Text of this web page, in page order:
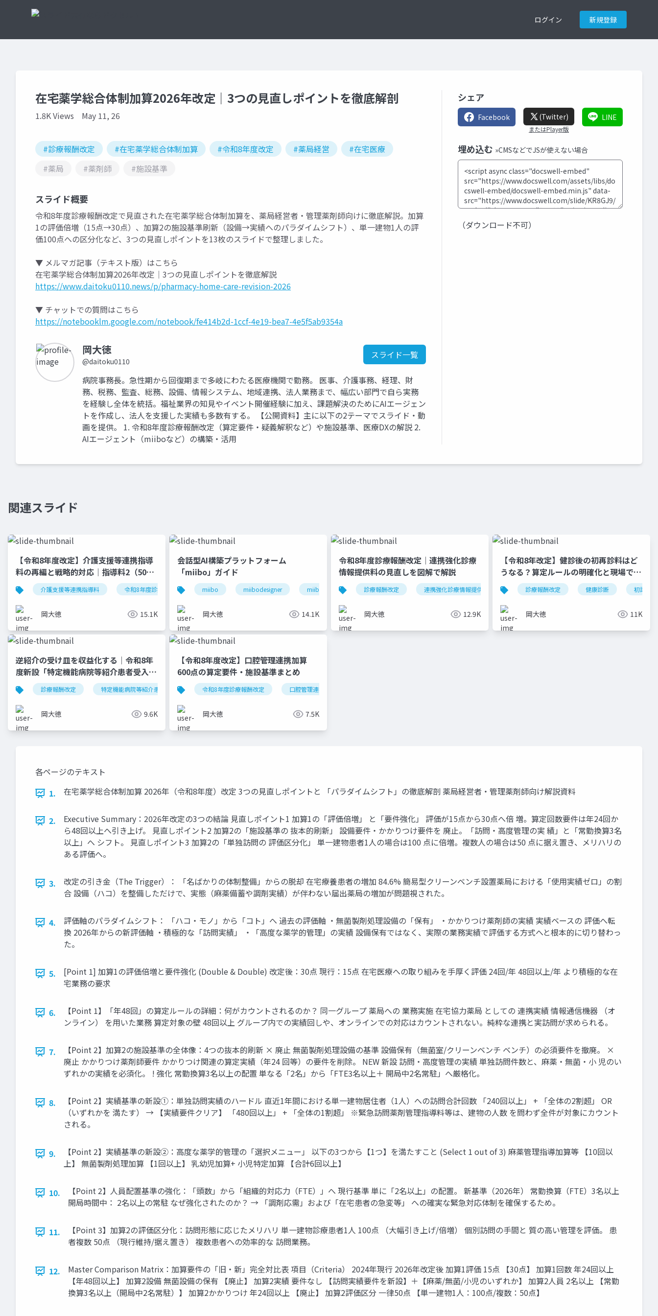
ログイン 新規登録
在宅薬学総合体制加算2026年改定｜3つの見直しポイントを徹底解剖
1.8K Views May 11, 26
#診療報酬改定 #在宅薬学総合体制加算 #令和8年度改定 #薬局経営
#在宅医療
#薬局
#薬剤師 #施設基準
スライド概要
令和8年度診療報酬改定で見直された在宅薬学総合体制加算を、薬局経営者・管理薬剤師向けに徹底解説。加算
1の評価倍増（15点→30点）、加算2の施設基準刷新（設備→実績へのパラダイムシフト）、単一建物1人の評
価100点への区分化など、3つの見直しポイントを13枚のスライドで整理しました。
▼ メルマガ記事（テキスト版）はこちら
在宅薬学総合体制加算2026年改定｜3つの見直しポイントを徹底解説
https://www.daitoku0110.news/p/pharmacy-home-care-revision-2026
▼ チャットでの質問はこちら
https://notebooklm.google.com/notebook/fe414b2d-1ccf-4e19-bea7-4e5f5ab9354a
岡大徳
@daitoku0110
スライド一覧
病院事務長。急性期から回復期まで多岐にわたる医療機関で勤務。 医事、介護事務、経理、財
務、税務、監査、総務、設備、情報システム、地域連携、法人業務まで、幅広い部門で自ら実務
を経験し全体を統括。福祉業界の知見やイベント開催経験に加え、課題解決のためにAIエージェン
トを作成し、法人を支援した実績も多数有する。 【公開資料】主に以下の2テーマでスライド・動
画を提供。 1. 令和8年度診療報酬改定（算定要件・疑義解釈など）や施設基準、医療DXの解説 2.
AIエージェント（miiboなど）の構築・活用
シェア
Facebook (Twitter)
またはPlayer版
LINE
埋め込む »CMSなどでJSが使えない場合
（ダウンロード不可）
関連スライド
【令和8年度改定】介護支援等連携指導
料の再編と戦略的対応｜指導料2（500
点）の要件整理
介護支援等連携指導料 令和8年度診療報酬改定 入退院支援 ケアマネジャー連携 医療介護連携
岡大徳 15.1K
会話型AI構築プラットフォーム
「miibo」ガイド
miibo miibodesigner miiboガイド miiboマニュアル
岡大徳 14.1K
令和8年度診療報酬改定｜連携強化診療
情報提供料の見直しを図解で解説
診療報酬改定 連携強化診療情報提供料 令和8年度 外来機能分化 かかりつけ
岡大徳 12.9K
【令和8年改定】健診後の初再診料はど
うなる？算定ルールの明確化と現場での
対応ガイド診療報酬改定 健康診断 初診料
岡大徳 11K
逆紹介の受け皿を収益化する｜令和8年
度新設「特定機能病院等紹介患者受入加
算」完全実践ガイド
診療報酬改定 特定機能病院等紹介患者受入加算 逆紹介 外来機能分化 クリニック経営
岡大徳 9.6K
【令和8年度改定】口腔管理連携加算
600点の算定要件・施設基準まとめ
令和8年度診療報酬改定 口腔管理連携加算
岡大徳 7.5K
各ページのテキスト
1.
在宅薬学総合体制加算 2026年（令和8年度）改定 3つの見直しポイントと 「パラダイムシフト」の徹底解剖 薬局経営者・管理薬剤師向け解説資料
2.
Executive Summary：2026年改定の3つの結論 見直しポイント1 加算1の「評価倍増」 と「要件強化」 評価が15点から30点へ倍 増。算定回数要件は年24回か
ら48回以上へ引き上げ。 見直しポイント2 加算2の「施設基準の 抜本的刷新」 設備要件・かかりつけ要件を 廃止。「訪問・高度管理の実 績」と「常勤換算3名
以上」へ シフト。 見直しポイント3 加算2の「単独訪問の 評価区分化」 単一建物患者1人の場合は100 点に倍増。複数人の場合は50 点に据え置き、メリハリの
ある評価へ。
3.
改定の引き金（The Trigger）： 「名ばかりの体制整備」からの脱却 在宅療養患者の増加 84.6% 簡易型クリーンベンチ設置薬局における「使用実績ゼロ」の割
合 設備（ハコ）を整備しただけで、実態（麻薬備蓄や調剤実績）が伴わない届出薬局の増加が問題視された。
4.
評価軸のパラダイムシフト： 「ハコ・モノ」から「コト」へ 過去の評価軸 ・無菌製剤処理設備の「保有」 ・かかりつけ薬剤師の実績 実績ベースの 評価へ転
換 2026年からの新評価軸 ・積極的な「訪問実績」 ・「高度な薬学的管理」の実績 設備保有ではなく、実際の業務実績で評価する方式へと根本的に切り替わっ
た。
5.
[Point 1] 加算1の評価倍増と要件強化 (Double & Double) 改定後：30点 現行：15点 在宅医療への取り組みを手厚く評価 24回/年 48回以上/年 より積極的な在
宅業務の要求
6.
【Point 1】「年48回」の算定ルールの詳細：何がカウントされるのか？ 同一グループ 薬局への 業務実施 在宅協力薬局 としての 連携実績 情報通信機器 （オ
ンライン） を用いた業務 算定対象の壁 48回以上 グループ内での実績回しや、オンラインでの対応はカウントされない。純粋な連携と実訪問が求められる。
7.
【Point 2】加算2の施設基準の全体像：4つの抜本的刷新 × 廃止 無菌製剤処理設備の基準 設備保有（無菌室/クリーンベンチ ベンチ）の必須要件を撤廃。 ×
廃止 かかりつけ薬剤師要件 かかりつけ関連の算定実績（年24 回等）の要件を削除。 NEW 新設 訪問・高度管理の実績 単独訪問件数と、麻薬・無菌・小 児のい
ずれかの実績を必須化。 ! 強化 常勤換算3名以上の配置 単なる「2名」から「FTE3名以上＋ 開局中2名常駐」へ厳格化。
8.
【Point 2】実績基準の新設①：単独訪問実績のハードル 直近1年間における単一建物居住者（1人）への訪問合計回数 「240回以上」 + 「全体の2割超」 OR
（いずれかを 満たす） → 【実績要件クリア】 「480回以上」 + 「全体の1割超」 ※緊急訪問薬剤管理指導料等は、建物の人数 を問わず全件が対象にカウント
される。
9.
【Point 2】実績基準の新設②：高度な薬学的管理の「選択メニュー」 以下の3つから【1つ】を満たすこと (Select 1 out of 3) 麻薬管理指導加算等 【10回以
上】 無菌製剤処理加算 【1回以上】 乳幼児加算+ 小児特定加算 【合計6回以上】
10.
【Point 2】人員配置基準の強化：「頭数」から「組織的対応力（FTE）」へ 現行基準 単に「2名以上」の配置。 新基準（2026年） 常勤換算（FTE）3名以上
開局時間中： 2名以上の常駐 なぜ強化されたのか？ → 「調剤応需」および「在宅患者の急変等」 への確実な緊急対応体制を確保するため。
11.
【Point 3】加算2の評価区分化：訪問形態に応じたメリハリ 単一建物診療患者1人 100点 （大幅引き上げ/倍増） 個別訪問の手間と 質の高い管理を評価。 患
者複数 50点 （現行維持/据え置き） 複数患者への効率的な 訪問業務。
12.
Master Comparison Matrix：加算要件の「旧・新」完全対比表 項目（Criteria） 2024年現行 2026年改定後 加算1評価 15点 【30点】 加算1回数 年24回以上
【年48回以上】 加算2設備 無菌設備の保有 【廃止】 加算2実績 要件なし 【訪問実績要件を新設】＋【麻薬/無菌/小児のいずれか】 加算2人員 2名以上 【常勤
換算3名以上（開局中2名常駐）】 加算2かかりつけ 年24回以上 【廃止】 加算2評価区分 一律50点 【単一建物1人：100点/複数：50点】